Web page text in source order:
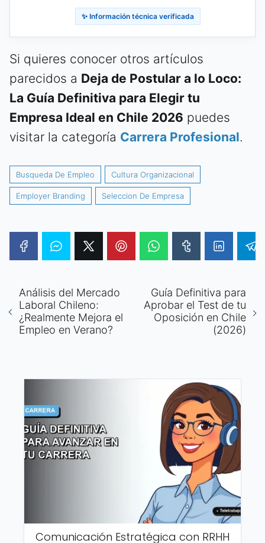
✨ Información técnica verificada
Si quieres conocer otros artículos
parecidos a Deja de Postular a lo Loco:
La Guía Definitiva para Elegir tu
Empresa Ideal en Chile 2026 puedes
visitar la categoría Carrera Profesional.
Busqueda De Empleo Cultura Organizacional
Employer Branding Seleccion De Empresa
Análisis del Mercado
Laboral Chileno:
¿Realmente Mejora el
Empleo en Verano?
Guía Definitiva para
Aprobar el Test de tu
Oposición en Chile
(2026)
Comunicación Estratégica con RRHH